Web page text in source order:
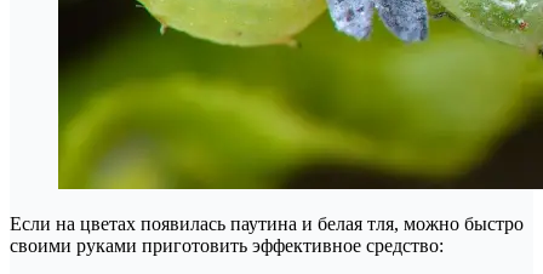
Если на цветах появилась паутина и белая тля, можно быстро
своими руками приготовить эффективное средство: